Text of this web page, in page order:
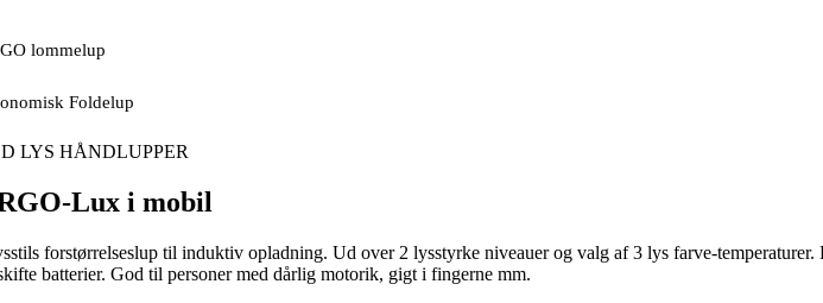
lommelup
Foldelup
LYS HÅNDLUPPER
Lux i mobil
forstørrelseslup til induktiv opladning. Ud over 2 lysstyrke niveauer og valg af 3 lys farve-
batterier. God til personer med dårlig motorik, gigt i fingerne mm.